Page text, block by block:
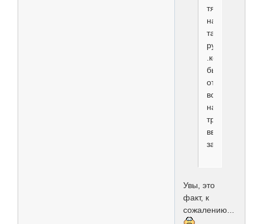
тяжело
найдти
такие
руки
.которые
бы
отвечали
всем
нашим
ввиду
заводчиков).
Увы, это
факт, к
сожалению...